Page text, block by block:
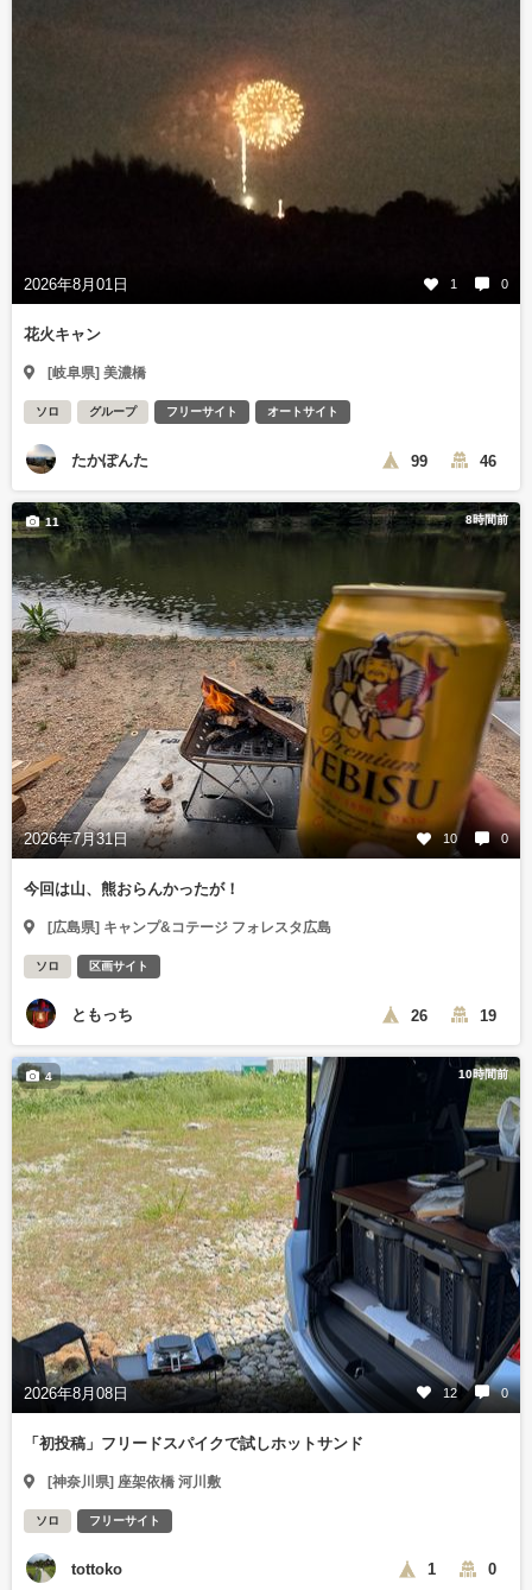
2026年8月01日 1 0
花火キャン
[岐阜県] 美濃橋
ソロ グループ フリーサイト オートサイト
たかぽんた 99 46
8時間前
2026年7月31日 10 0
11
今回は山、熊おらんかったが！
[広島県] キャンプ&コテージ フォレスタ広島
ソロ 区画サイト
ともっち 26 19
10時間前
2026年8月08日 12 0
4
「初投稿」フリードスパイクで試しホットサンド
[神奈川県] 座架依橋 河川敷
ソロ フリーサイト
tottoko 1 0